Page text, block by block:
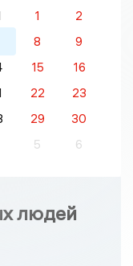
1
2
8
9
15
16
22
23
29
30
5 6
людей